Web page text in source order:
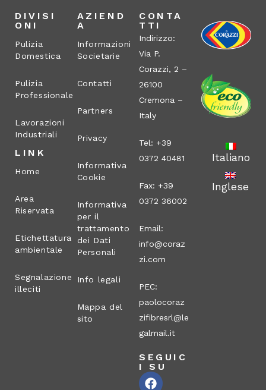
DIVISI
ONI
Pulizia
Domestica
Pulizia
Professionale
Lavorazioni
Industriali
LINK
Home
Area
Riservata
Etichettatura
ambientale
Segnalazione
illeciti
AZIEND
A
Informazioni
Societarie
Contatti
Partners
Privacy
Informativa
Cookie
Informativa
per il
trattamento
dei Dati
Personali
Info legali
Mappa del
sito
CONTA
TTI
Indirizzo:
Via P.
Corazzi, 2 –
26100
Cremona –
Italy
Tel: +39
0372 40481
Fax: +39
0372 36002
Email:
info@coraz
zi.com
PEC:
paolocoraz
zifibresrl@le
galmail.it
SEGUIC
I SU
Italiano
Inglese